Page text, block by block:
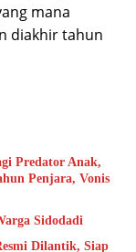
mana
diakhir tahun
Predator Anak,
Penjara, Vonis
Sidodadi
Dilantik, Siap